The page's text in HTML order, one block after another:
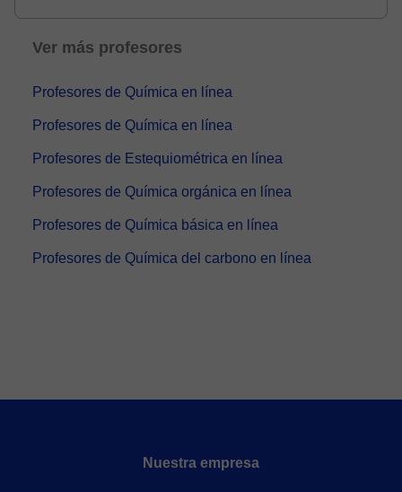
Ver más profesores
Profesores de Química en línea
Profesores de Química en línea
Profesores de Estequiométrica en línea
Profesores de Química orgánica en línea
Profesores de Química básica en línea
Profesores de Química del carbono en línea
Nuestra empresa